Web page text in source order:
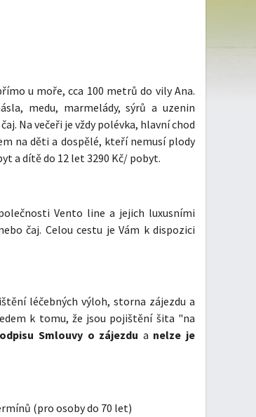
u moře, cca 100 metrů do vily Ana.
medu, marmelády, sýrů a uzenin
Na večeři je vždy polévka, hlavní chod
na děti a dospělé, kteří nemusí plody
a dítě do 12 let 3290 Kč/ pobyt.
Vento line a jejich luxusními
čaj. Celou cestu je Vám k dispozici
léčebných výloh, storna zájezdu a
k tomu, že jsou pojištění šita "na
Smlouvy o zájezdu a nelze je
(pro osoby do 70 let)